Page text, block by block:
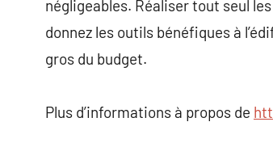
négligeables. Réaliser tout seul
donnez les outils bénéfiques à
gros du budget.
Plus d’informations à propos de